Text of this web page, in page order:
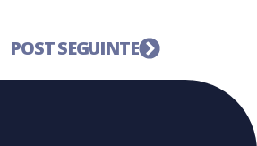
POST SEGUINTE